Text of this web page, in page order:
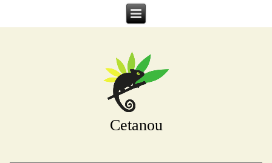
Cetanou